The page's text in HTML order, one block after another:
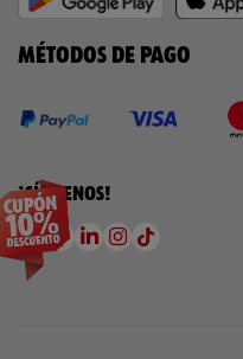
MÉTODOS DE PAGO
¡SÍGUENOS!